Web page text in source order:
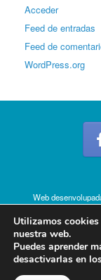
Acceder
Feed de entradas
Feed de
WordPress.org
Web
Utilizamos
nuestra web.
Puedes aprender
desactivarlas en